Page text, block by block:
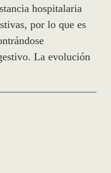
hospitalaria
por lo que es
La evolución